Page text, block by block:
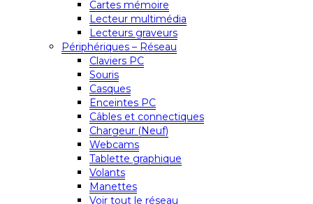
Cartes mémoire
Lecteur multimédia
Lecteurs graveurs
Périphériques – Réseau
Claviers PC
Souris
Casques
Enceintes PC
Câbles et connectiques
Chargeur (Neuf)
Webcams
Tablette graphique
Volants
Manettes
Voir tout le réseau